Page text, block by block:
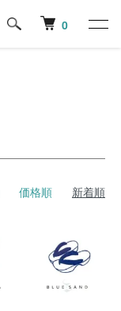
0
価格順 新着順